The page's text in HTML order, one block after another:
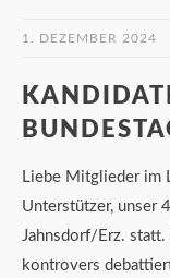
1. DEZEMBER 2024
Liebe Mitglieder im
Unterstützer, unser
Jahnsdorf/Erz.
kontrovers